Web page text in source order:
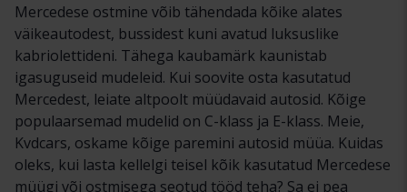
Mercedese ostmine võib tähendada kõike alates
väikeautodest, bussidest kuni avatud luksuslike
kabriolettideni. Tähega kaubamärk kaunistab
igasuguseid mudeleid. Kui soovite osta kasutatud
Mercedest, leiate altpoolt müüdavaid autosid. Kõige
populaarsemad mudelid on C-klass ja E-klass. Meie,
Kvdcars, oskame kõige paremini autosid müüa. Kuidas
oleks, kui lasta kellelgi teisel kõik kasutatud Mercedese
müügi või ostmisega seotud tööd teha? Sa ei pea